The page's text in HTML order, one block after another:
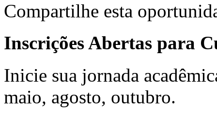
Compartilhe esta
Inscrições Abertas para
Inicie sua jornada
maio, agosto, outubro.